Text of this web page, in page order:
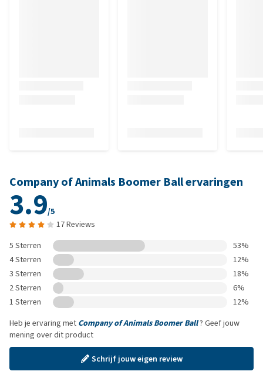
Company of Animals Boomer Ball ervaringen
3.9/5
17 Reviews
5 Sterren
53%
4 Sterren
12%
3 Sterren
18%
2 Sterren
6%
1 Sterren
12%
Heb je ervaring met Company of Animals Boomer Ball? Geef jouw
mening over dit product
Schrijf jouw eigen review